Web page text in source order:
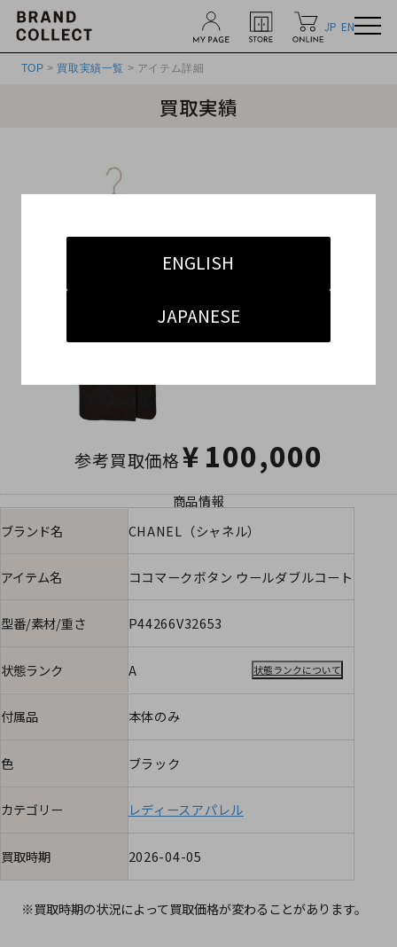
JP EN
ENGLISH
JAPANESE
TOP > 買取実績一覧 > アイテム詳細
買取実績
参考買取価格¥100,000
商品情報
ブランド名
CHANEL（シャネル）
アイテム名 ココマークボタン ウールダブルコート
型番/素材/重さ P44266V32653
状態ランク A 状態ランクについて
付属品 本体のみ
色 ブラック
カテゴリー レディースアパレル
買取時期 2026-04-05
※買取時期の状況によって買取価格が変わることがあります。